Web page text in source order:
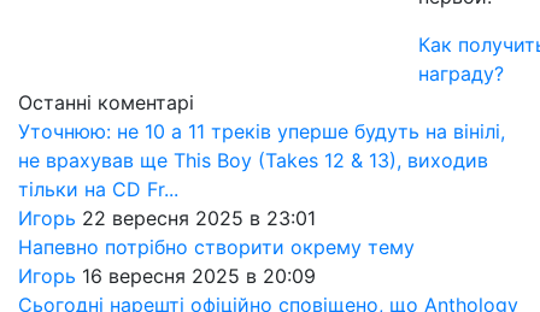
Как
награду?
Останні коментарі
Уточнюю: не 10 а 11 треків уперше будуть на вінілі,
не врахував ще This Boy (Takes 12 & 13), виходив
тільки на CD Fr...
Игорь 22 вересня 2025 в 23:01
Напевно потрібно створити окрему тему
Игорь 16 вересня 2025 в 20:09
Сьогодні нарешті офіційно сповіщено, що Anthology